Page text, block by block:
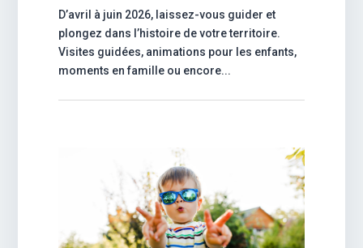
D’avril à juin 2026, laissez-vous guider et
plongez dans l’histoire de votre territoire.
Visites guidées, animations pour les enfants,
moments en famille ou encore...